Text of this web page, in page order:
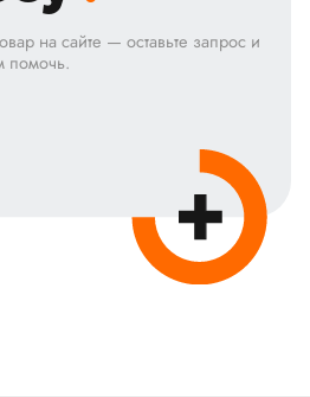
на сайте — оставьте запрос и
помочь.